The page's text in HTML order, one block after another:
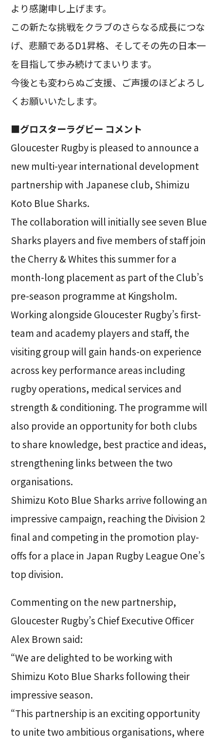
より感謝申し上げます。
この新たな挑戦をクラブのさらなる成長につな
げ、悲願であるD1昇格、そしてその先の日本一
を目指して歩み続けてまいります。
今後とも変わらぬご支援、ご声援のほどよろし
くお願いいたします。
■グロスターラグビー コメント
Gloucester Rugby is pleased to announce a
new multi-year international development
partnership with Japanese club, Shimizu
Koto Blue Sharks.
The collaboration will initially see seven Blue
Sharks players and five members of staff join
the Cherry & Whites this summer for a
month-long placement as part of the Club’s
pre-season programme at Kingsholm.
Working alongside Gloucester Rugby’s first-
team and academy players and staff, the
visiting group will gain hands-on experience
across key performance areas including
rugby operations, medical services and
strength & conditioning. The programme will
also provide an opportunity for both clubs
to share knowledge, best practice and ideas,
strengthening links between the two
organisations.
Shimizu Koto Blue Sharks arrive following an
impressive campaign, reaching the Division 2
final and competing in the promotion play-
offs for a place in Japan Rugby League One’s
top division.
Commenting on the new partnership,
Gloucester Rugby’s Chief Executive Officer
Alex Brown said:
“We are delighted to be working with
Shimizu Koto Blue Sharks following their
impressive season.
“This partnership is an exciting opportunity
to unite two ambitious organisations, where